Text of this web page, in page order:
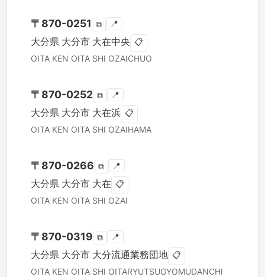
〒 870-0251 ⧉ 📍
大分県 大分市 大在中央 📋
OITA KEN OITA SHI OZAICHUO
〒 870-0252 ⧉ 📍
大分県 大分市 大在浜 📋
OITA KEN OITA SHI OZAIHAMA
〒 870-0266 ⧉ 📍
大分県 大分市 大在 📋
OITA KEN OITA SHI OZAI
〒 870-0319 ⧉ 📍
大分県 大分市 大分流通業務団地 📋
OITA KEN OITA SHI OITARYUTSUGYOMUDANCHI